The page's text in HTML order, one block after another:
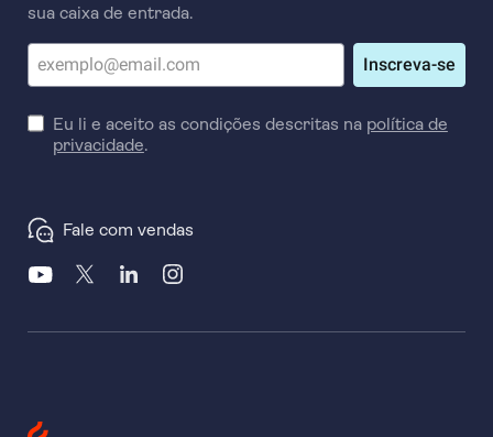
sua caixa de entrada.
Inscreva-se
Eu li e aceito as condições descritas na política de
privacidade.
Fale com vendas